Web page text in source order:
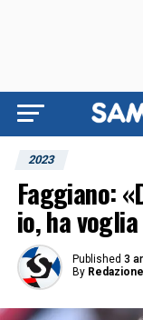
2023
Faggiano:
io, ha
Published 3
By